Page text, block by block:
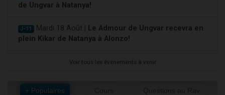
de Ungvar à Natanya!
J-11 Mardi 18 Août |
Le Admour de Ungvar recevra en
plein Kikar de Natanya à Alonzo!
Voir tous les événements à venir
+ Populaires